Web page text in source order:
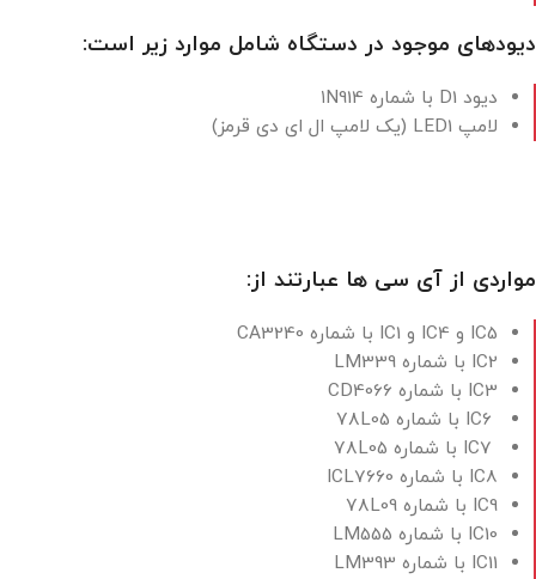
دیودهای موجود در دستگاه شامل موارد زیر است:
دیود D1 با شماره ۱N914
لامپ LED1 (یک لامپ ال ای دی قرمز)
مواردی از آی سی ها عبارتند از:
IC1 و IC4 و IC5
با شماره CA3240
IC2 با شماره LM339
IC3 با شماره CD4066
۷۸L05
۷۸L05
IC8 با شماره ICL7660
IC9 با شماره ۷۸L09
IC10 با شماره LM555
IC11 با شماره LM393